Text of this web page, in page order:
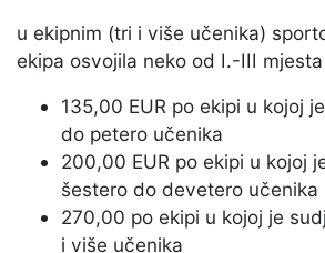
u ekipnim (tri i više učenika)
ekipa osvojila neko od I.-III
135,00 EUR po ekipi u kojoj
do petero učenika
200,00 EUR po ekipi u kojoj
šestero do devetero učenika
270,00 po ekipi u kojoj je
i više učenika